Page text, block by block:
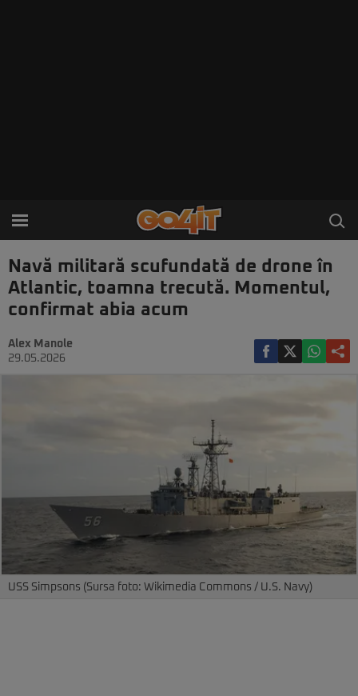
Navă militară scufundată de drone în
Atlantic, toamna trecută. Momentul,
confirmat abia acum
Alex Manole
29.05.2026
USS Simpsons (Sursa foto: Wikimedia Commons / U.S. Navy)